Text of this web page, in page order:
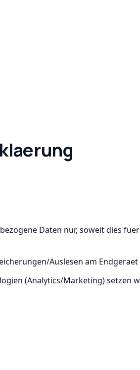
Daten nur, soweit dies
Auslesen am Endgeraet
(Analytics/Marketing) setzen